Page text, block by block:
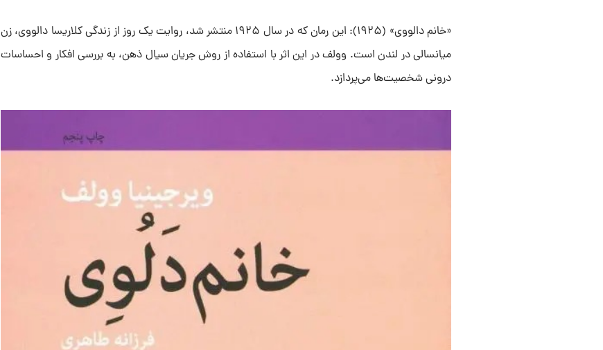
«خانم دالووی» (۱۹۲۵): این رمان که در سال ۱۹۲۵ منتشر شد، روایت یک روز از زندگی کلاریسا دالووی، زن
میانسالی در لندن است. وولف در این اثر با استفاده از روش جریان سیال ذهن، به بررسی افکار و احساسات
درونی شخصیت‌ها می‌پردازد.